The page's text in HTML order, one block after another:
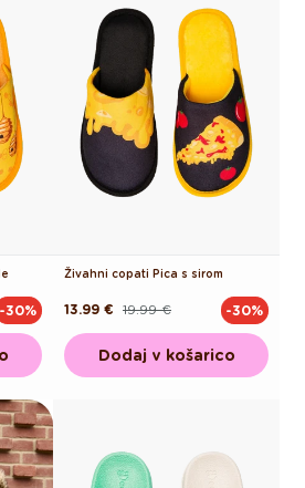
-30%
Živahni copati Pica s sirom
Redna
19.99 €
Akcijska
13.99 € -30%
Dodaj v košarico